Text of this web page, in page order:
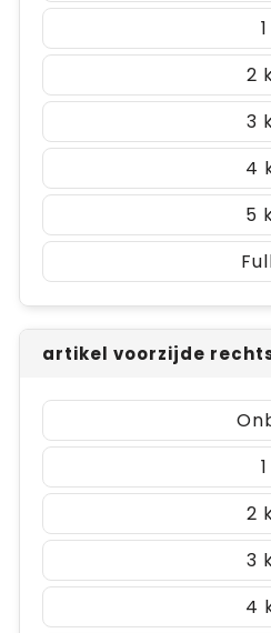
1
2
3
4
5
artikel voorzijde
1
2
3
4